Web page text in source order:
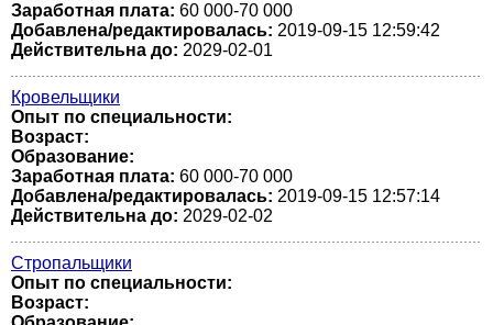
Заработная плата: 60 000-70 000
Добавлена/редактировалась: 2019-09-15 12:59:42
Действительна до: 2029-02-01
Кровельщики
Опыт по специальности:
Возраст:
Образование:
Заработная плата: 60 000-70 000
Добавлена/редактировалась: 2019-09-15 12:57:14
Действительна до: 2029-02-02
Стропальщики
Опыт по специальности:
Возраст: